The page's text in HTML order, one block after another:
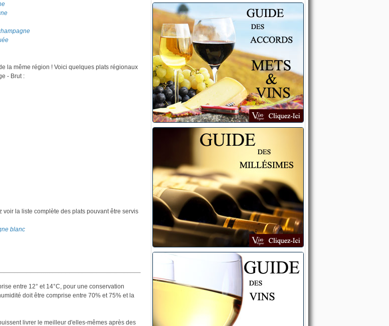
la même région ! Voici quelques plats régionaux
- Brut :
la liste complète des plats pouvant être servis
blanc
entre 12° et 14°C, pour une conservation
doit être comprise entre 70% et 75% et la
livrer le meilleur d'elles-mêmes après des